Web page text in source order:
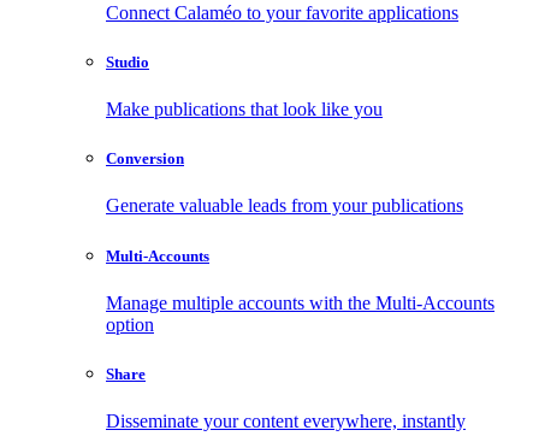
Connect Calaméo to your favorite applications
Studio
Make publications that look like you
Conversion
Generate valuable leads from your publications
Multi-Accounts
Manage multiple accounts with the Multi-Accounts
option
Share
Disseminate your content everywhere, instantly